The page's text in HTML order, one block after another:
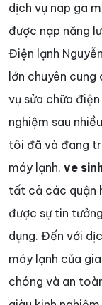
dịch vụ nap ga
được nạp năng
Điện lạnh
lớn chuyên
vụ sửa chữa
nghiệm sau
tôi đã và đang
máy lạnh, ve
tất cả các quận
được sự tin
dụng. Đến với
máy lạnh của
chóng và an